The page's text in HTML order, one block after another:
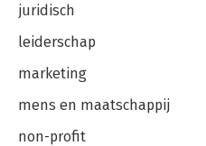
juridisch
leiderschap
marketing
mens en maatschappij
non-profit